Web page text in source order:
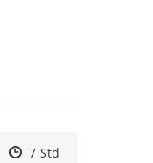
Zeitpunkt des
Zeitpunkt des
7 StdZur Äußerung